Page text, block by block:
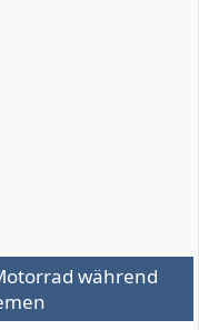
während